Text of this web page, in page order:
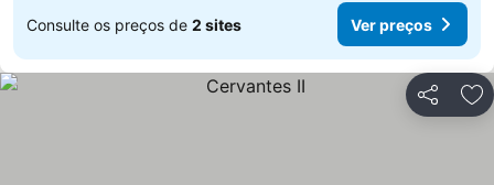
Consulte os preços de 2 sites Ver preços
Partilhar